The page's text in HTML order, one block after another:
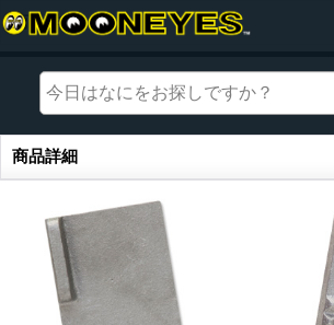
商品詳細
商品詳細